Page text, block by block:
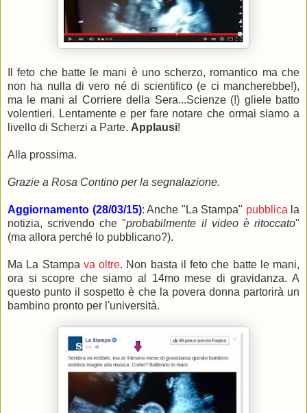
Il feto che batte le mani è uno scherzo, romantico ma che
non ha nulla di vero né di scientifico (e ci mancherebbe!),
ma le mani al Corriere della Sera...Scienze (!) gliele batto
volentieri. Lentamente e per fare notare che ormai siamo a
livello di Scherzi a Parte. Applausi!
Alla prossima.
Grazie a Rosa Contino per la segnalazione.
Aggiornamento (28/03/15): Anche "La Stampa" pubblica la
notizia, scrivendo che "probabilmente il video è ritoccato"
(ma allora perché lo pubblicano?).
Ma La Stampa va oltre. Non basta il feto che batte le mani,
ora si scopre che siamo al 14mo mese di gravidanza. A
questo punto il sospetto è che la povera donna partorirà un
bambino pronto per l'università.